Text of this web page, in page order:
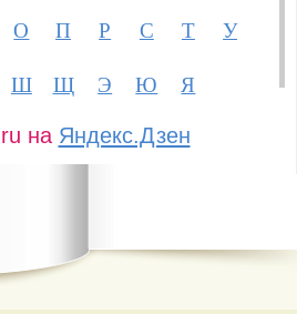
О П Р С Т
У
Ш Щ Э Ю Я
на Яндекс.Дзен